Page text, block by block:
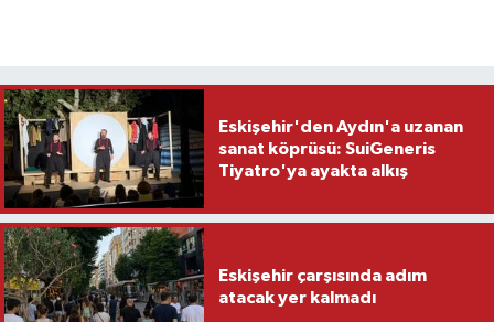
Eskişehir'den Aydın'a uzanan
sanat köprüsü: SuiGeneris
Tiyatro'ya ayakta alkış
Eskişehir çarşısında adım
atacak yer kalmadı